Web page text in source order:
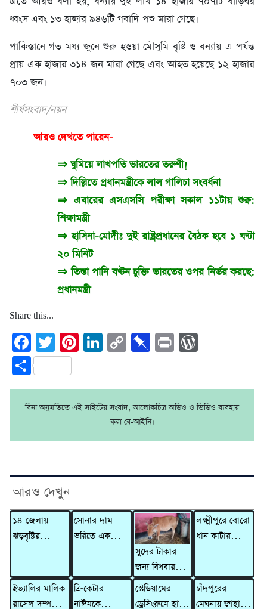
ধ্বংস এবং ১৩ হাজার ৯৪৬টি গবাদি পশু মারা গেছে।
পাকিস্তানে গত মধ্য জুনে শুরু হওয়া মৌসুমি বৃষ্টি ও বন্যায় এ পর্যন্ত
প্রায় এক হাজার ৩১৪ জন মারা গেছে এবং আহত হয়েছে ১২ হাজার
৭০৩ জন।
শীর্ষসংবাদ/নয়ন
আরও দেখতে পারেন-
⇒ঘুমিয়ে লাখপতি ভারতের তরুণী!
⇒ দিল্লিতে প্রধানমন্ত্রীকে লাল গালিচা সংবর্ধনা
⇒ এবারের এসএসসি পরীক্ষা সকাল ১১টায় শুরু:
শিক্ষামন্ত্রী
⇒হাসিনা-মোদীঃ দুই রাষ্ট্রপ্রধানের বৈঠক হবে ১ ঘণ্টা
২০ মিনিট
⇒ তিস্তা পানি বণ্টন চুক্তি ভারতের ওপর নির্ভর করছে:
প্রধানমন্ত্রী
Share this...
Facebook
TwitterPinterest
LinkedIn
CopyPinboard
Print
Share
বিনা অনুমতিতে এই সাইটের সংবাদ, আলোকচিত্র অডিও ও ভিডিও ব্যবহার
করা বে-আইনি।
আরও দেখুন
১৪ জেলায়
ঝড়বৃষ্টির
সোনার দাম
ভরিতে একলাফে
সুদের টাকার
জন্য বিধবার
গাভী নিয়ে
গেলেন দাদন
লক্ষ্মীপুরে বোরো
ধান কাটার
দিশেহারা কৃষক
ইভ্যালির মালিক
রাসেল দম্পতির
ক্রিকেটার
নাঈমকে
স্টেডিয়ামের
ড্রেসিংরুমে হাতে
চাঁদপুরের
মেঘনায় জাহাজে